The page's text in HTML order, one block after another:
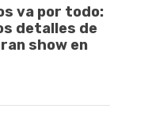
va por todo:
detalles de
show en